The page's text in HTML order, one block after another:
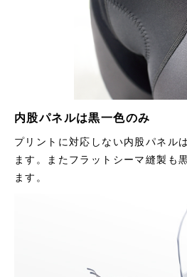
内股パネルは黒一色のみ
プリントに対応しない内股パネル
ます。またフラットシーマ縫製も
ます。